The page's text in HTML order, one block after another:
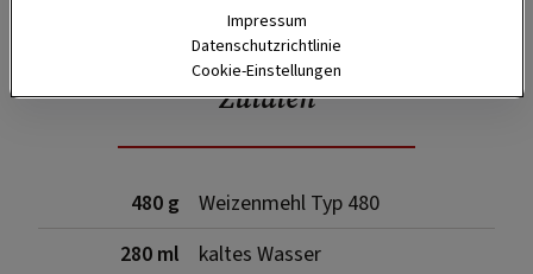
Zutaten
480 g
Weizenmehl Typ 480
280 ml
kaltes Wasser
Impressum
Datenschutzrichtlinie
Cookie-Einstellungen